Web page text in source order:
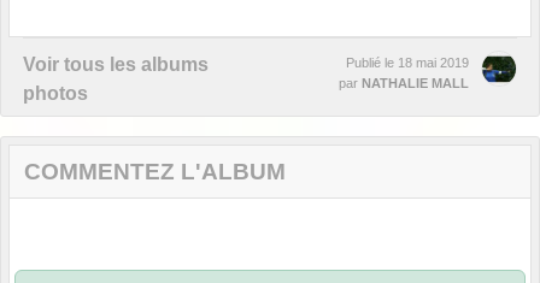
Voir tous les albums
photos
Publié le 18 mai 2019
par NATHALIE MALL
COMMENTEZ L'ALBUM